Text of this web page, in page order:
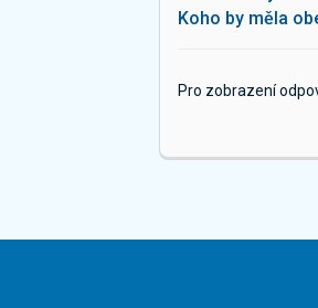
Koho by měla
Pro zobrazení